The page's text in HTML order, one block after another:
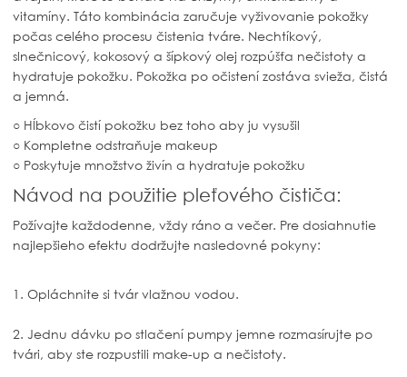
vitamíny. Táto kombinácia zaručuje vyživovanie pokožky
počas celého procesu čistenia tváre. Nechtíkový,
slnečnicový, kokosový a šípkový olej rozpúšťa nečistoty a
hydratuje pokožku. Pokožka po očistení zostáva svieža, čistá
a jemná.
○ Hĺbkovo čistí pokožku bez toho aby ju vysušil
○ Kompletne odstraňuje makeup
○ Poskytuje množstvo živín a hydratuje pokožku
Návod na použitie pleťového čističa:
Požívajte každodenne, vždy ráno a večer. Pre dosiahnutie
najlepšieho efektu dodržujte nasledovné pokyny:
1. Opláchnite si tvár vlažnou vodou.
2. Jednu dávku po stlačení pumpy jemne rozmasírujte po
tvári, aby ste rozpustili make-up a nečistoty.